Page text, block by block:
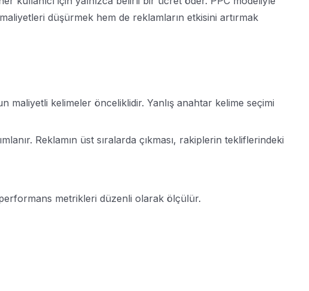
düşürmek hem de reklamların etkisini artırmak
maliyetli kelimeler önceliklidir. Yanlış anahtar kelime seçimi
Reklamın üst sıralarda çıkması, rakiplerin tekliflerindeki
metrikleri düzenli olarak ölçülür.